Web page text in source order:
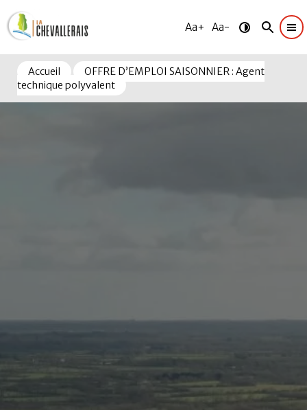
Aa+ Aa-
Accueil
OFFRE D’EMPLOI SAISONNIER : Agent
technique polyvalent